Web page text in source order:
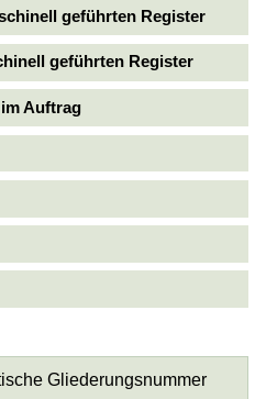
geführten Register
geführten Register
Auftrag
Gliederungsnummer